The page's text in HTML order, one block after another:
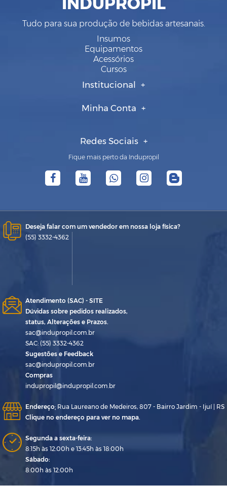
Tudo para sua produção de bebidas artesanais.
Insumos
Equipamentos
Acessórios
Cursos
Institucional
Minha Conta
Redes Sociais
Fique mais perto da Indupropil
Deseja falar com um vendedor em nossa loja física?
(55) 3332-4362
Atendimento (SAC) - SITE
Dúvidas sobre pedidos realizados,
status, Alterações e Prazos.
sac@indupropil.com.br
SAC: (55) 3332-4362
Sugestões e Feedback
sac@indupropil.com.br
Compras
indupropil@indupropil.com.br
Endereço: Rua Laureano de Medeiros, 807 - Bairro Jardim - Ijuí | RS
Clique no endereço para ver no mapa.
Segunda a sexta-feira:
8:15h às 12:00h e 13:45h às 18:00h
Sábado:
8:00h às 12:00h